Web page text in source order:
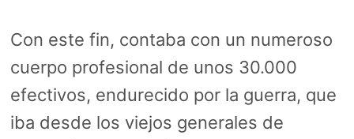
Con este fin, contaba con un numeroso
cuerpo profesional de unos 30.000
efectivos, endurecido por la guerra, que
iba desde los viejos generales de